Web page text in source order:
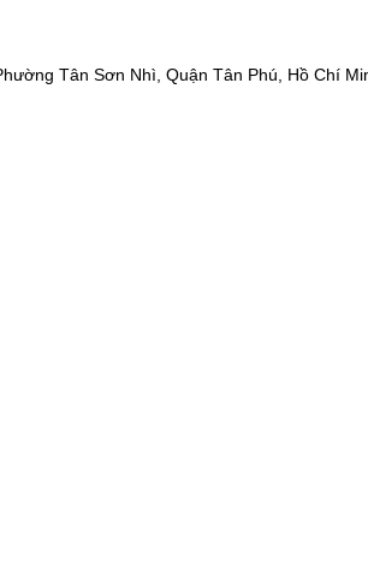
Tân Sơn Nhì, Quận Tân Phú, Hồ Chí